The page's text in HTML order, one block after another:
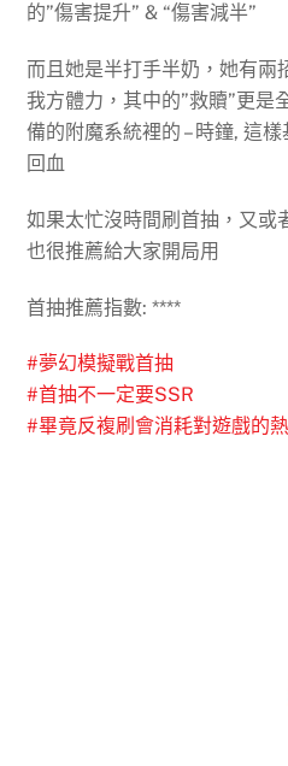
的”傷害提升” & “傷害減半”
而且她是半打手半奶，她有兩
我方體力，其中的”救贖”更是
備的附魔系統裡的 – 時鐘, 這
回血
如果太忙沒時間刷首抽，又或
也很推薦給大家開局用
首抽推薦指數: ****
#夢幻模擬戰首抽
#首抽不一定要SSR
#畢竟反複刷會消耗對遊戲的